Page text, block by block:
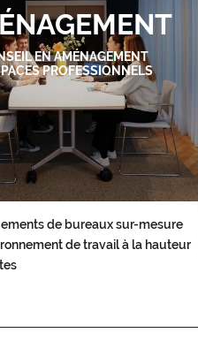
EN AMÉNAGEMENT
PROFESSIONNELS
de bureaux sur-mesure
de travail à la hauteur